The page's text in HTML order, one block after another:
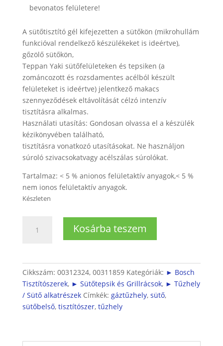
bevonatos felületere!
A sütőtisztító gél kifejezetten a sütőkön (mikrohullám
funkcióval rendelkező készülékeket is ideértve),
gőzölő sütőkön,
Teppan Yaki sütőfelületeken és tepsiken (a
zománcozott és rozsdamentes acélból készült
felületeket is ideértve) jelentkező makacs
szennyeződések eltávolítását célzó intenzív
tisztításra alkalmas.
Használati utasítás: Gondosan olvassa el a készülék
kézikönyvében található,
tisztításra vonatkozó utasításokat. Ne használjon
súroló szivacsokatvagy acélszálas súrolókat.
Tartalmaz: < 5 % anionos felületaktív anyagok,< 5 %
nem ionos felületaktív anyagok.
Készleten
Kosárba teszem
Cikkszám: 00312324, 00311859 Kategóriák: ► Bosch
Tisztítószerek, ► Sütőtepsik és Grillrácsok, ► Tűzhely
/ Sütő alkatrészek Címkék: gáztűzhely, sütő,
sütőbelső, tisztítószer, tűzhely